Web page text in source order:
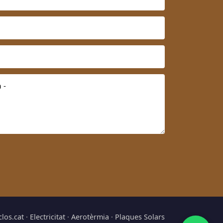
· Electricitat · Aerotèrmia · Plaques Solars